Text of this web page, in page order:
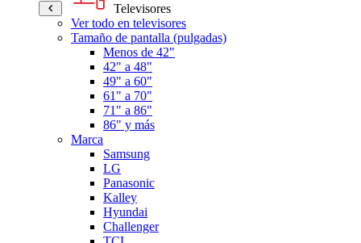
Televisores
Ver todo en televisores
Tamaño de pantalla (pulgadas)
Menos de 42"
42" a 48"
49" a 60"
61" a 70"
71" a 86"
86" y más
Marca
Samsung
LG
Panasonic
Kalley
Hyundai
Challenger